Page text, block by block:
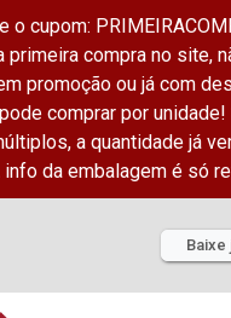
o cupom:
primeira compra no site,
promoção ou já com
comprar por
a quantidade já
info da embalagem é só
Baixe